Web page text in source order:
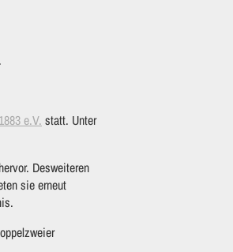
e.V. statt. Unter
Desweiteren
sie erneut